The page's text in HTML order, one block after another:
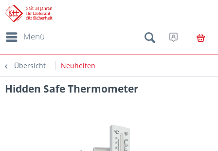
Menü
Übersicht Neuheiten
Hidden Safe Thermometer